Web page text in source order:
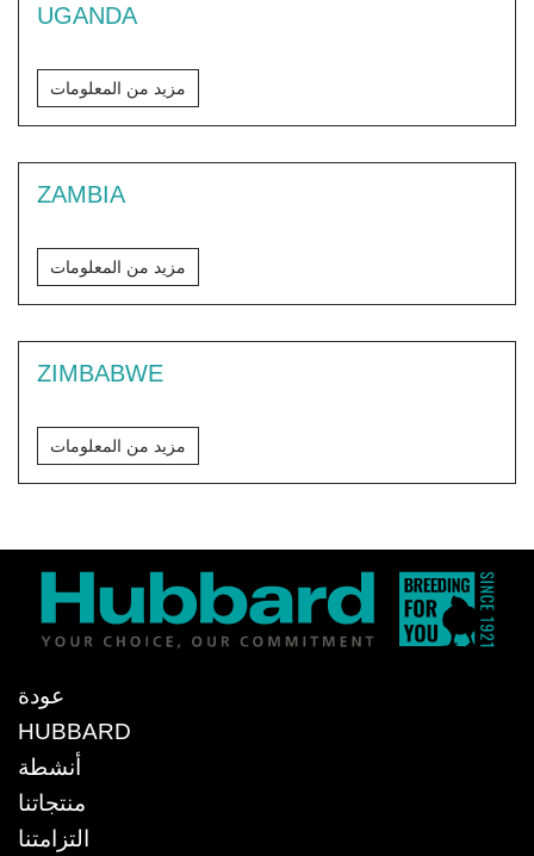
UGANDA
مزيد من المعلومات
ZAMBIA
مزيد من المعلومات
ZIMBABWE
مزيد من المعلومات
عودة
HUBBARD
أنشطة
منتجاتنا
التزامتنا